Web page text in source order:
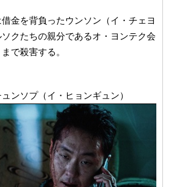
金を背負ったウンソン（イ・チェヨ
クたちの親分であるオ・ヨンテク会
で殺害する。
ンソプ（イ・ヒョンギュン）